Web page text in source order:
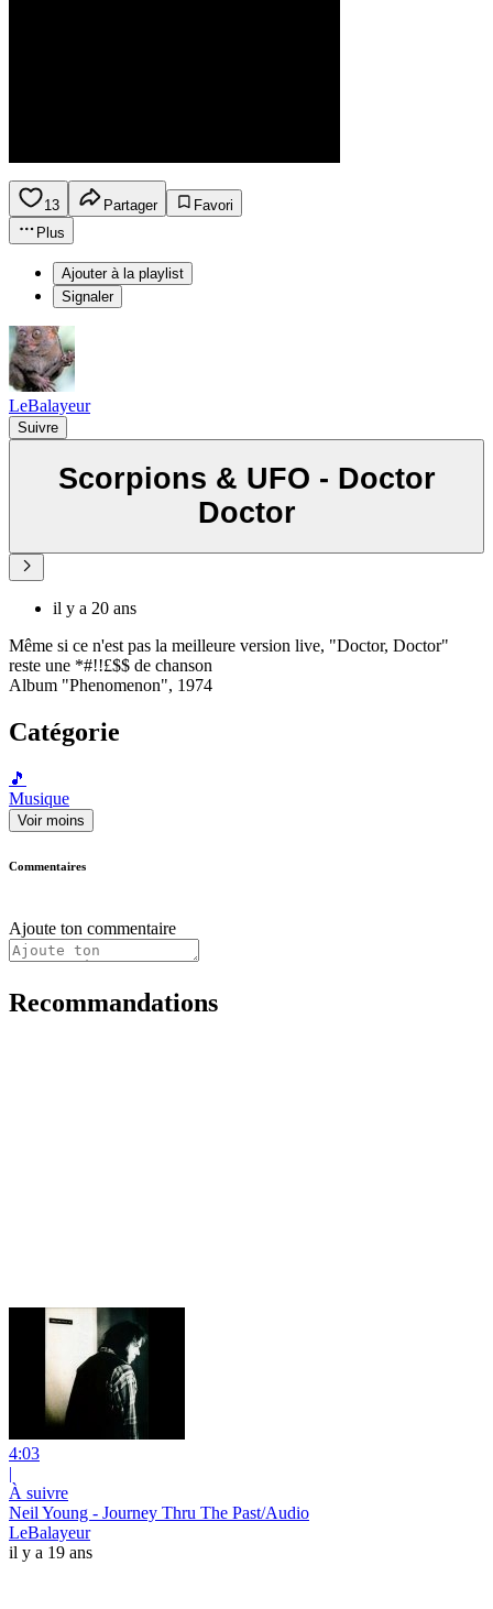
13 Partager
Favori
Plus
Ajouter à la playlist
Signaler
LeBalayeur
Suivre
Scorpions & UFO - Doctor
Doctor
il y a 20 ans
Même si ce n'est pas la meilleure version live, "Doctor, Doctor"
reste une *#!!£$$ de chanson
Album "Phenomenon", 1974
Catégorie
🎵
Musique
Voir moins
Commentaires
Ajoute ton commentaire
Recommandations
4:03
|
À suivre
Neil Young - Journey Thru The Past/Audio
LeBalayeur
il y a 19 ans